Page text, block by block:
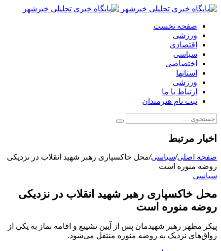
صفحه نخست
ورزشی
اقتصادی
سیاسی
اختصاصی
استانها
ورزشی
ارتباط با ما
ثبت نام هنرمندان
اخبار مرتبط
صفحه اصلی/سیاسی/محل خاکسپاری رهبر شهید انقلاب در نزدیکی
روضه منوره است
سیاسی
محل خاکسپاری رهبر شهید انقلاب در نزدیکی
روضه منوره است
پیکر مطهر رهبر شهیدمان پس از آیین تشییع و اقامه نماز به یکی از
رواق‌های نزدیک به روضه منوره منتقل می‌شود.